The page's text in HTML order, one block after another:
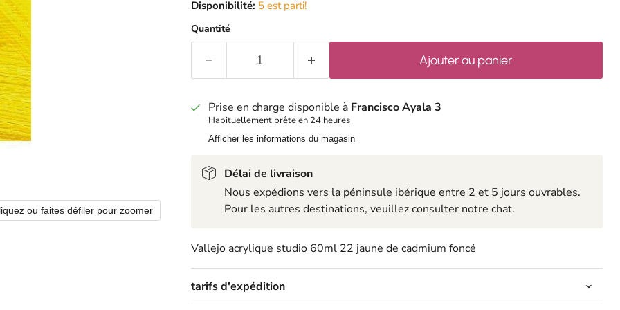
ou faites défiler pour zoomer
Disponibilité: 5 est parti!
Quantité
Ajouter au panier
Prise en charge disponible à Francisco Ayala 3
Habituellement prête en 24 heures
Afficher les informations du magasin
Délai de livraison
Nous expédions vers la péninsule ibérique entre 2 et 5 jours ouvrables.
Pour les autres destinations, veuillez consulter notre chat.
Vallejo acrylique studio 60ml 22 jaune de cadmium foncé
tarifs d'expédition